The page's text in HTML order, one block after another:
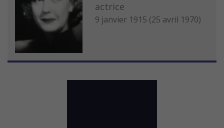
actrice
9 janvier 1915 (25 avril 1970)